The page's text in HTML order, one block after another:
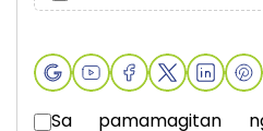
Sa pamamagitan